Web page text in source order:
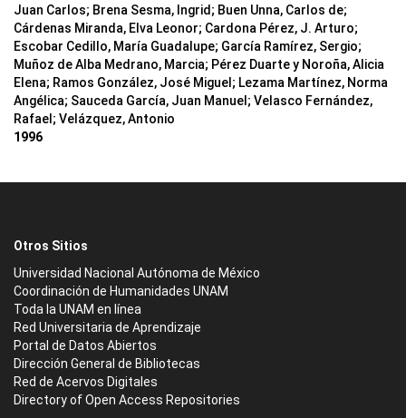
Juan Carlos; Brena Sesma, Ingrid; Buen Unna, Carlos de;
Cárdenas Miranda, Elva Leonor; Cardona Pérez, J. Arturo;
Escobar Cedillo, María Guadalupe; García Ramírez, Sergio;
Muñoz de Alba Medrano, Marcia; Pérez Duarte y Noroña, Alicia
Elena; Ramos González, José Miguel; Lezama Martínez, Norma
Angélica; Sauceda García, Juan Manuel; Velasco Fernández,
Rafael; Velázquez, Antonio
1996
Otros Sitios
Universidad Nacional Autónoma de México
Coordinación de Humanidades UNAM
Toda la UNAM en línea
Red Universitaria de Aprendizaje
Portal de Datos Abiertos
Dirección General de Bibliotecas
Red de Acervos Digitales
Directory of Open Access Repositories